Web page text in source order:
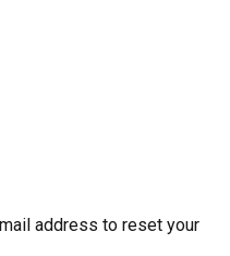
address to reset your